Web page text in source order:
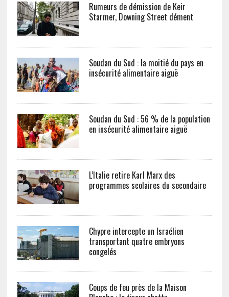
Rumeurs de démission de Keir
Starmer, Downing Street dément
Soudan du Sud : la moitié du pays en
insécurité alimentaire aiguë
Soudan du Sud : 56 % de la population
en insécurité alimentaire aiguë
L’Italie retire Karl Marx des
programmes scolaires du secondaire
Chypre intercepte un Israélien
transportant quatre embryons
congelés
Coups de feu près de la Maison